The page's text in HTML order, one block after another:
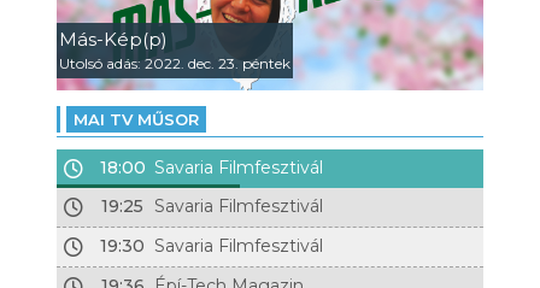
Más-Kép(p)
Utolsó adás: 2022. dec. 23. péntek
MAI TV MŰSOR
18:00 Savaria Filmfesztivál
19:25
Savaria Filmfesztivál
19:30 Savaria Filmfesztivál